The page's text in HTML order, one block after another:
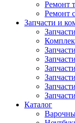
Ремонт
Ремонт
Запчасти и
Каталог